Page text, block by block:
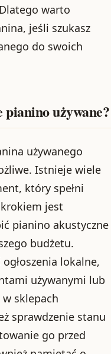
warto
jeśli szukasz
do swoich
pianino używane?
używanego
Istnieje wiele
który spełni
jest
pianino akustyczne
budżetu.
lokalne,
używanymi lub
sklepach
sprawdzenie stanu
go przed